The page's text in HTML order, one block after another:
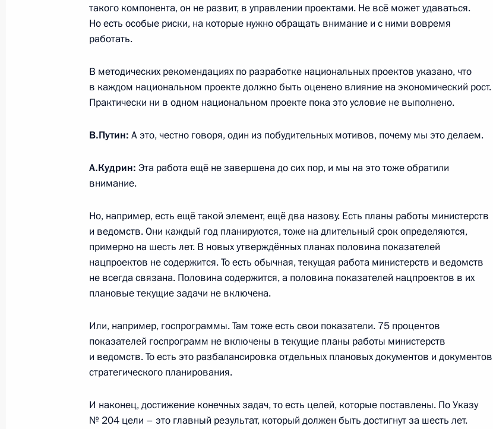
10 декабря 2019 года, 18:50 Москва, Кремль
Совместная пресс-конференция по итогам встречи
в «нормандском формате»
10 декабря 2019 года, 02:20 Париж
Переговоры с Президентом Белоруссии Александром Лукашенко
6 декабря 2019 года, пятница
Встреча с представителями деловых кругов Германии
9
5 декабря 2019 года, четверг
5 декабря 2019 года, 18:50 Сочи
такого компонента, он не развит, в управлении проектами. Не всё может удаваться.
Но есть особые риски, на которые нужно обращать внимание и с ними вовремя
работать.
В методических рекомендациях по разработке национальных проектов указано, что
в каждом национальном проекте должно быть оценено влияние на экономический рост.
Практически ни в одном национальном проекте пока это условие не выполнено.
В.Путин: А это, честно говоря, один из побудительных мотивов, почему мы это делаем.
А.Кудрин: Эта работа ещё не завершена до сих пор, и мы на это тоже обратили
внимание.
Но, например, есть ещё такой элемент, ещё два назову. Есть планы работы министерств
и ведомств. Они каждый год планируются, тоже на длительный срок определяются,
примерно на шесть лет. В новых утверждённых планах половина показателей
нацпроектов не содержится. То есть обычная, текущая работа министерств и ведомств
не всегда связана. Половина содержится, а половина показателей нацпроектов в их
плановые текущие задачи не включена.
Или, например, госпрограммы. Там тоже есть свои показатели. 75 процентов
показателей госпрограмм не включены в текущие планы работы министерств
и ведомств. То есть это разбалансировка отдельных плановых документов и документов
стратегического планирования.
И наконец, достижение конечных задач, то есть целей, которые поставлены. По Указу
№ 204 цели – это главный результат, который должен быть достигнут за шесть лет.